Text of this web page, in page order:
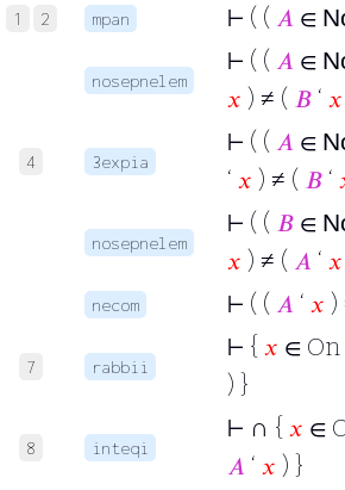
1 2 mpan ⊢ ( ( 𝐴 ∈
nosepnelem
⊢ ( ( 𝐴 ∈
𝑥 ) ≠ ( 𝐵 ‘ 𝑥
4 3expia
⊢ ( ( 𝐴 ∈
‘ 𝑥 ) ≠ ( 𝐵 ‘
nosepnelem
⊢ ( ( 𝐵 ∈
𝑥 ) ≠ ( 𝐴 ‘ 𝑥
necom ⊢ ( ( 𝐴 ‘ 𝑥
7 rabbii
⊢ { 𝑥 ∈ On
) }
8 inteqi
⊢ ∩ { 𝑥 ∈
𝐴 ‘ 𝑥 ) }